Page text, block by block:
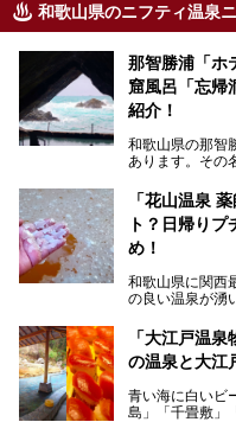
和歌山県のニフティ温泉
那智勝浦「ホ
窟風呂「忘帰
紹介！
和歌山県の那智
あります。その
泉。日本一長
び、海を一望
6ヵ所のお風呂
しいカメさんの
湧く竜宮城へ！
───
提供元：那智勝
この記事は那
「花山温泉
ト？日帰り
め！
和歌山県に関西
の良い温泉が湧
薬師の湯」。
が張って、そ
ンチに人気のお
「大江戸温
の温泉と大江
青い海に白いビ
島」「千畳敷」